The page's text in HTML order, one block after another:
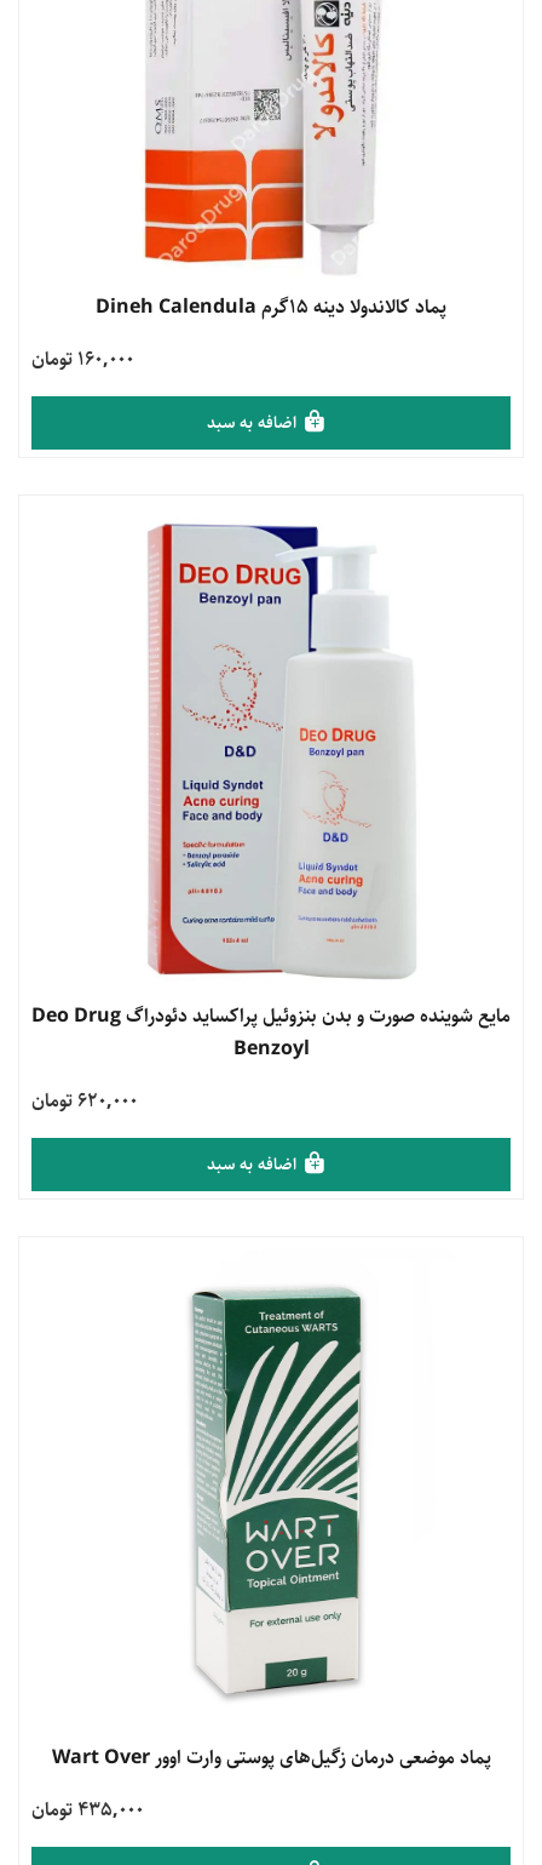
مشاهده محصول
پماد کالاندولا دینه 15گرم Dineh Calendula
160,000 تومان
اضافه به سبد
مشاهده محصول
مایع شوینده صورت و بدن بنزوئیل پراکساید دئودراگ Deo Drug
Benzoyl
620,000 تومان
اضافه به سبد
مشاهده محصول
پماد موضعی درمان زگیل‌های پوستی وارت اوور Wart Over
435,000 تومان